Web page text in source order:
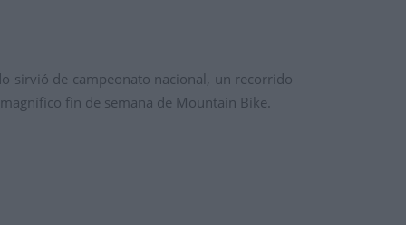
sirvió de campeonato nacional, un recorrido
fin de semana de Mountain Bike.